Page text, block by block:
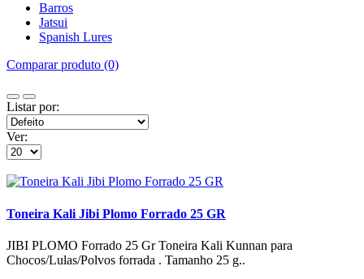
Barros
Jatsui
Spanish Lures
Comparar produto (0)
Listar por:
Ver:
Toneira Kali Jibi Plomo Forrado 25 GR
JIBI PLOMO Forrado 25 Gr Toneira Kali Kunnan para
Chocos/Lulas/Polvos forrada . Tamanho 25 g..